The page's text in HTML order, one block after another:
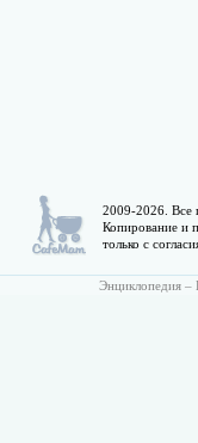
2009-2026. Все
Копирование и
только с
Энциклопедия –